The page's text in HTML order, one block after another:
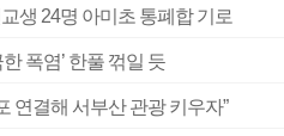
생 24명 아미초 통폐합 기로
폭염’ 한풀 꺾일 듯
연결해 서부산 관광 키우자”